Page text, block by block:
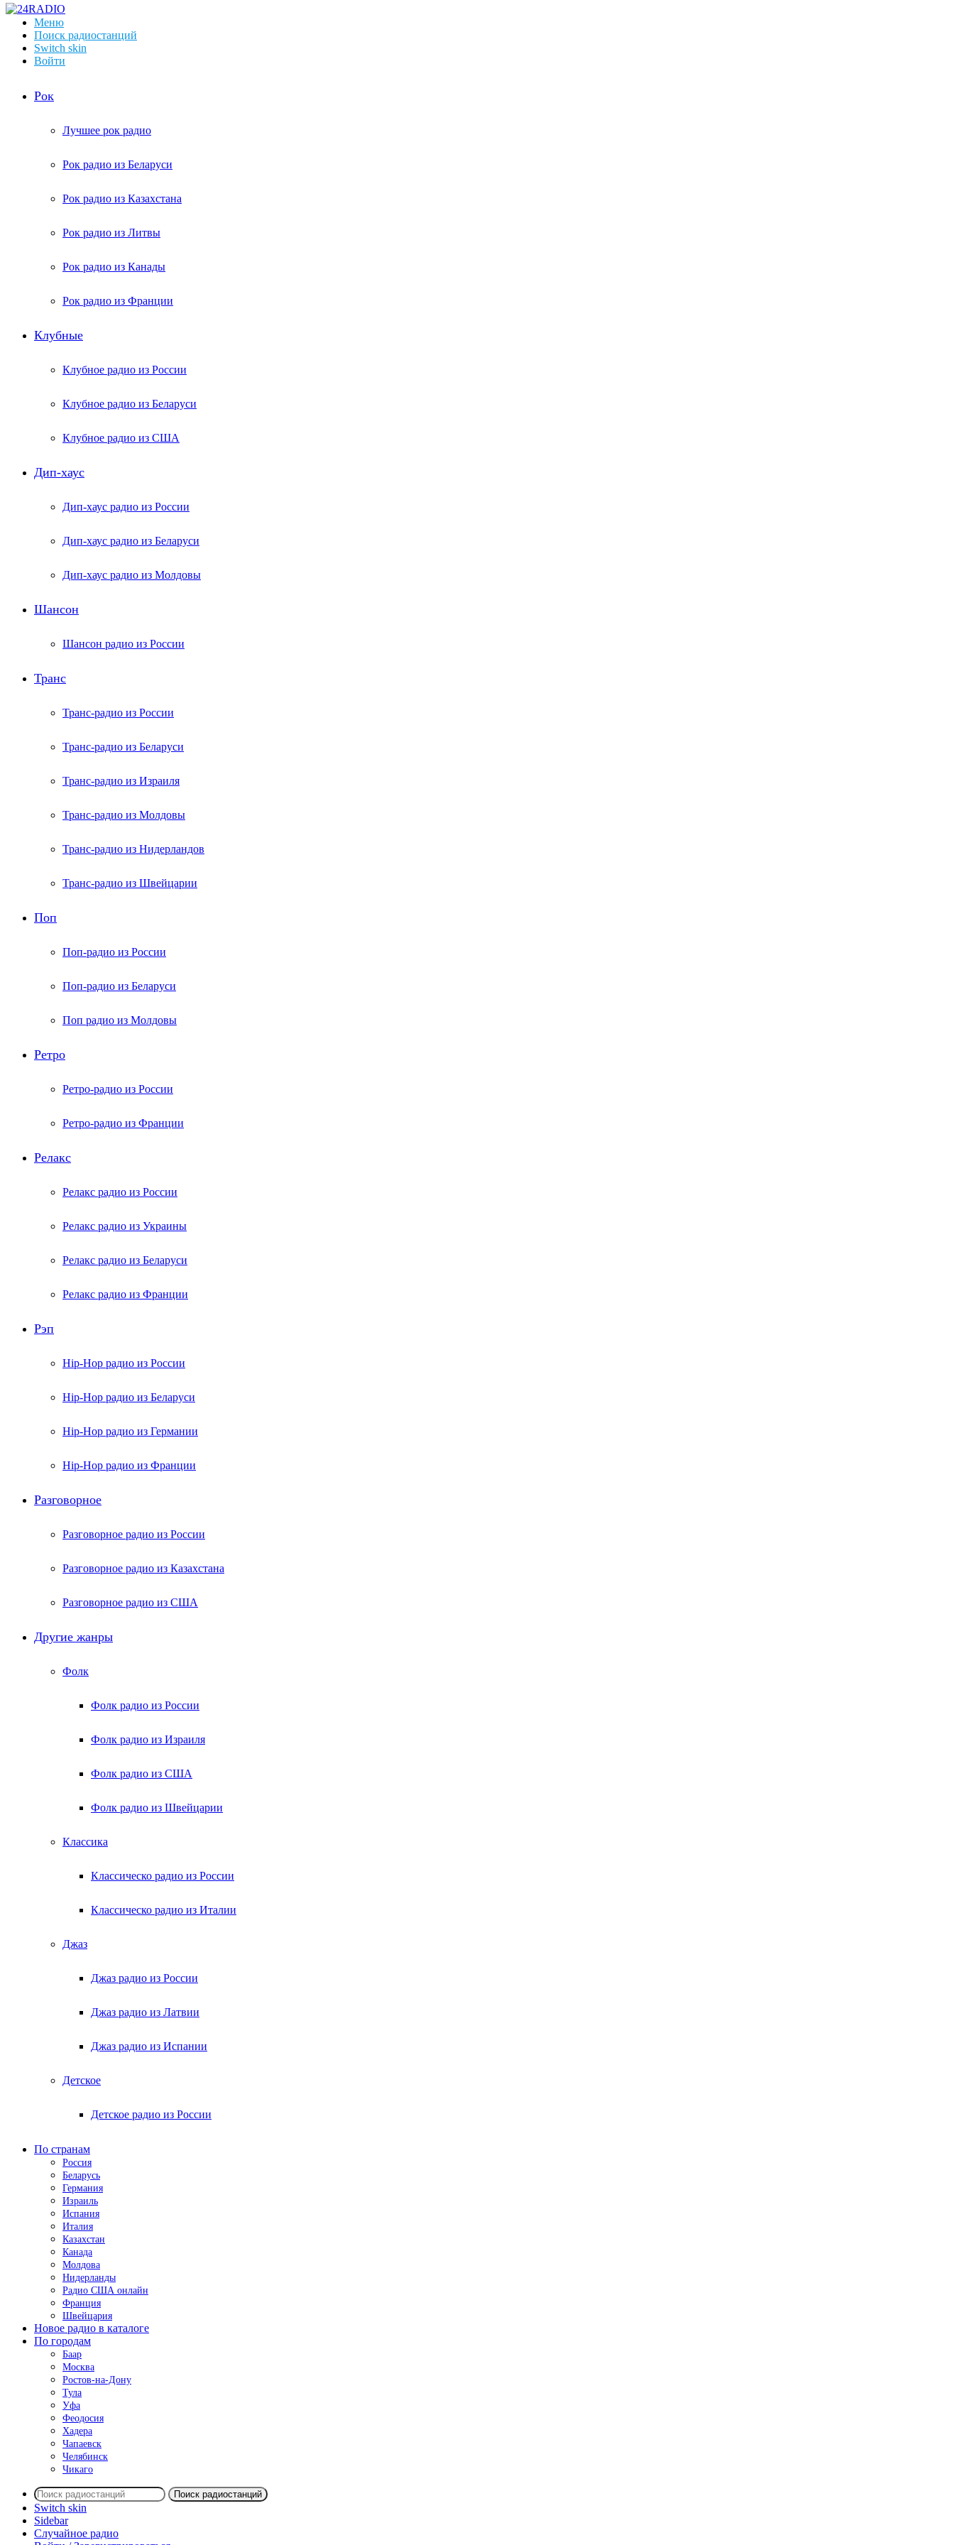
Меню
Поиск радиостанций
Switch skin
Войти
Рок
Лучшее рок радио
Рок радио из Беларуси
Рок радио из Казахстана
Рок радио из Литвы
Рок радио из Канады
Рок радио из Франции
Клубные
Клубное радио из России
Клубное радио из Беларуси
Клубное радио из США
Дип-хаус
Дип-хаус радио из России
Дип-хаус радио из Беларуси
Дип-хаус радио из Молдовы
Шансон
Шансон радио из России
Транс
Транс-радио из России
Транс-радио из Беларуси
Транс-радио из Израиля
Транс-радио из Молдовы
Транс-радио из Нидерландов
Транс-радио из Швейцарии
Поп
Поп-радио из России
Поп-радио из Беларуси
Поп радио из Молдовы
Ретро
Ретро-радио из России
Ретро-радио из Франции
Релакс
Релакс радио из России
Релакс радио из Украины
Релакс радио из Беларуси
Релакс радио из Франции
Рэп
Hip-Hop радио из России
Hip-Hop радио из Беларуси
Hip-Hop радио из Германии
Hip-Hop радио из Франции
Разговорное
Разговорное радио из России
Разговорное радио из Казахстана
Разговорное радио из США
Другие жанры
Фолк
Фолк радио из России
Фолк радио из Израиля
Фолк радио из США
Фолк радио из Швейцарии
Классика
Классическо радио из России
Классическо радио из Италии
Джаз
Джаз радио из России
Джаз радио из Латвии
Джаз радио из Испании
Детское
Детское радио из России
По странам
Россия
Беларусь
Германия
Израиль
Испания
Италия
Казахстан
Канада
Молдова
Нидерланды
Радио США онлайн
Франция
Швейцария
Новое радио в каталоге
По городам
Баар
Москва
Ростов-на-Дону
Тула
Уфа
Феодосия
Хадера
Чапаевск
Челябинск
Чикаго
Поиск радиостанций
Switch skin
Sidebar
Случайное радио